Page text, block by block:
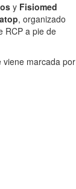
y Fisiomed
, organizado
RCP a pie de
viene marcada por